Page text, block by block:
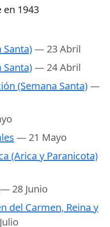
1943
Santa)— 23 Abril
Santa)— 24 Abril
(Semana Santa)—
— 21 Mayo
(Arica y Paranicota)
— 28 Junio
del Carmen, Reina y